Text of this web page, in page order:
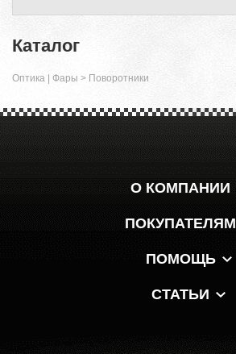
Каталог
Оптика | Фары > Поворотники
О КОМПАНИИ
ПОКУПАТЕЛЯМ
ПОМОЩЬ
СТАТЬИ